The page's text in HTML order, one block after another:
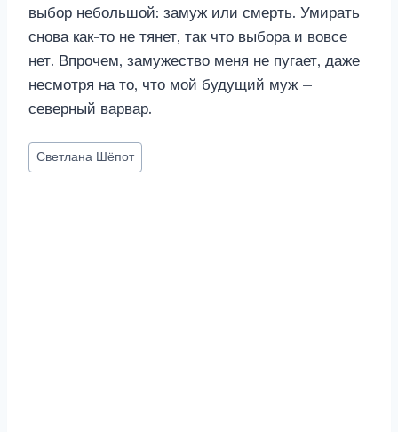
выбор небольшой: замуж или смерть. Умирать
снова как-то не тянет, так что выбора и вовсе
нет. Впрочем, замужество меня не пугает, даже
несмотря на то, что мой будущий муж –
северный варвар.
Метки
записи:
Светлана Шёпот